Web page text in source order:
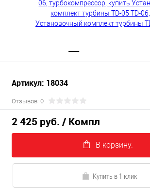
Артикул: 18034
Отзывов: 0
2 425 руб. / Компл
В корзину.
Купить в 1 клик